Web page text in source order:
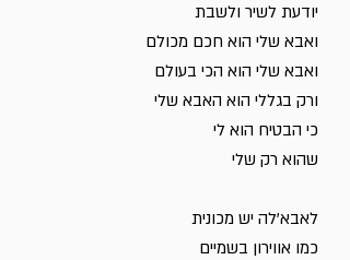
יודעת לשיר ולשבת
ואבא שלי הוא חכם מכולם
ואבא שלי הוא הכי בעולם
ורק בגללי הוא האבא שלי
כי הבטיח הוא לי
שהוא רק שלי
לאבא'לה יש מכונית
כמו אווירון בשמיים